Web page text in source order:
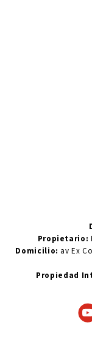
Propietario:
Domicilio: av Ex
Propiedad